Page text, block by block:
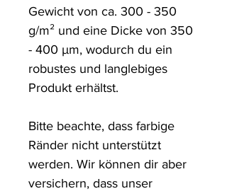
Gewicht von ca. 300 - 350
g/m² und eine Dicke von 350
- 400 µm, wodurch du ein
robustes und langlebiges
Produkt erhältst.
Bitte beachte, dass farbige
Ränder nicht unterstützt
werden. Wir können dir aber
versichern, dass unser